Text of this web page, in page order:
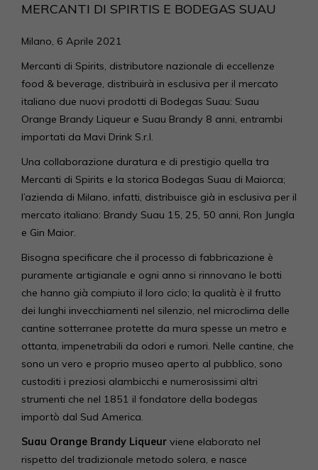
MERCANTI DI SPIRTIS E BODEGAS SUAU
Milano, 6 Aprile 2021
Mercanti di Spirits, distributore nazionale di eccellenze
food & beverage, distribuirà in esclusiva per il mercato
italiano due nuovi prodotti di Bodegas Suau: Suau
Orange Brandy Liqueur e Suau Brandy 8 anni, entrambi
importati da Mavi Drink S.r.l.
Una collaborazione duratura e di prestigio quella tra
Mercanti di Spirits e la storica Bodegas Suau di Maiorca;
l’azienda di Milano, infatti, distribuisce già in esclusiva per il
mercato italiano: Brandy Suau 15, 25, 50 anni, Ron Jungla
e Gin Maior.
Bisogna specificare che il processo di fabbricazione è
puramente artigianale e ogni anno si rinnovano le botti
che hanno già compiuto il loro ciclo; la qualità è il frutto
dei lunghi invecchiamenti nel silenzio, nel microclima delle
cantine sotterranee protette da mura spesse un metro e
ottanta, impenetrabili da odori e rumori. Nelle cantine, che
sono un vero e proprio museo aperto al pubblico, sono
custoditi i preziosi alambicchi e numerosissimi altri
strumenti che nel 1851 il fondatore della bodegas
importò dal Sud America.
Suau Orange Brandy Liqueur viene elaborato nel
rispetto del tradizionale metodo solera, e nasce